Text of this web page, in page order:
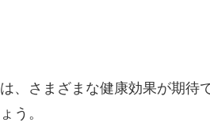
、さまざまな健康効果が期待
う。